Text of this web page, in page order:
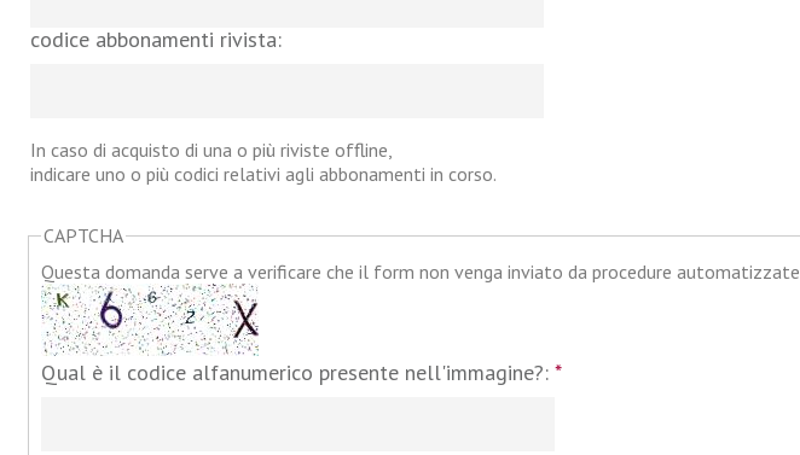
codice abbonamenti rivista:
In caso di acquisto di una o più riviste offline,
indicare uno o più codici relativi agli abbonamenti in corso.
CAPTCHA
Questa domanda serve a verificare che il form non venga inviato da procedure automatizzate
Qual è il codice alfanumerico presente nell'immagine?: *